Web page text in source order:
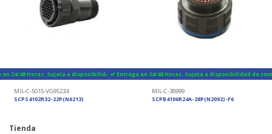
24/48 Horas. Sujeta a disponibilidad de componentes
MIL-C-5015-VG95234
SCPS4102R32-22P(N6213)
Entrega en 24/48 Horas. Sujeta a disponibilidad de
MIL-C-38999
SCPB4106R24A-28P(N2092)-F6
Tienda